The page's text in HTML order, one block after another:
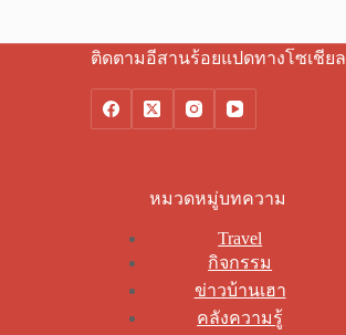
ติดตามอีสานร้อยแปดทางโซเชียล
หมวดหมู่บทความ
Travel
กิจกรรม
ข่าวบ้านเฮา
คลังความรู้